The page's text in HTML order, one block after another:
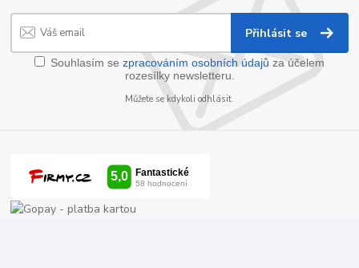
Přihlásit se
Souhlasím se zpracováním osobních údajů za účelem
rozesílky newsletteru.
Můžete se kdykoli odhlásit.